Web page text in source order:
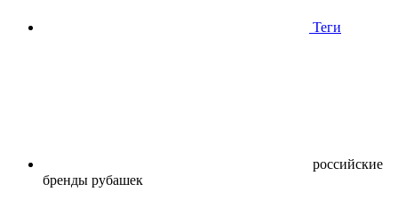
Теги
российские
бренды рубашек